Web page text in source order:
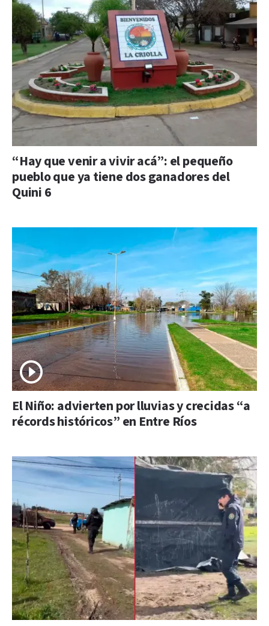
“Hay que venir a vivir acá”: el pequeño
pueblo que ya tiene dos ganadores del
Quini 6
El Niño: advierten por lluvias y crecidas “a
récords históricos” en Entre Ríos